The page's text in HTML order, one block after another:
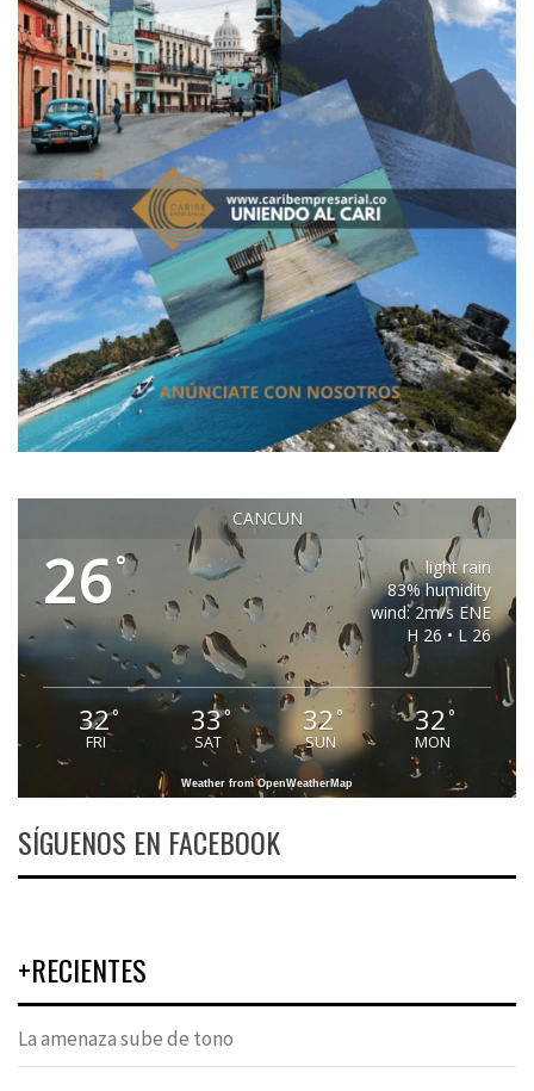
CANCUN
26°
light rain
83% humidity
wind: 2m/s ENE
H 26 • L 26
32°
FRI
33°
SAT
32 °
SUN
32°
MON
Weather from OpenWeatherMap
SÍGUENOS EN FACEBOOK
+RECIENTES
La amenaza sube de tono